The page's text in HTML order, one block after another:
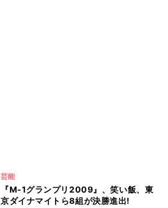
芸能
『M-1グランプリ2009』、笑い飯、東
京ダイナマイトら8組が決勝進出!